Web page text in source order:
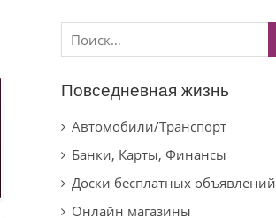
Найти:
Повседневная жизнь
Автомобили/Транспорт
Банки, Карты, Финансы
Доски бесплатных объявлений
Онлайн магазины